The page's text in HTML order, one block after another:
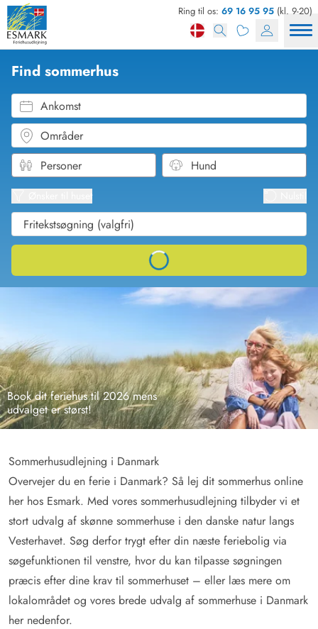
Ring til os: 69 16 95 95 (kl. 9-20)
Book dit feriehus til 2026 mens
udvalget er størst!
Sommerhusudlejning i Danmark
Overvejer du en ferie i Danmark? Så lej dit sommerhus online
her hos Esmark. Med vores sommerhusudlejning tilbyder vi et
stort udvalg af skønne sommerhuse i den danske natur langs
Vesterhavet. Søg derfor trygt efter din næste feriebolig via
søgefunktionen til venstre, hvor du kan tilpasse søgningen
præcis efter dine krav til sommerhuset – eller læs mere om
lokalområdet og vores brede udvalg af sommerhuse i Danmark
her nedenfor.
Se
Find sommerhus
Ankomst
Områder
Loading...